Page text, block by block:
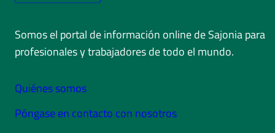
Somos el portal de información online de Sajonia para
profesionales y trabajadores de todo el mundo.
Quiénes somos
Póngase en contacto con nosotros